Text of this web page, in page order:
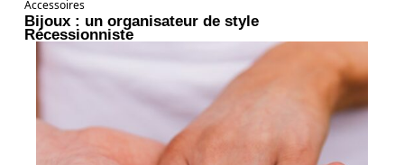
Accessoires
Bijoux : un organisateur de style
Récessionniste